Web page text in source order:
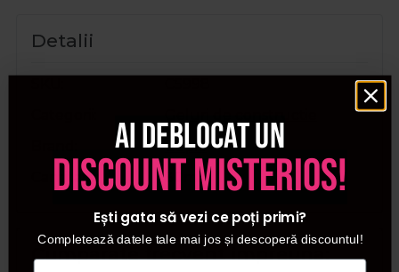
Detalii
Cupio
Cantitate
30ml
Cumparate frecvent impreuna:
Ai deblocat un
discount misterios!
Ești gata să vezi ce poți primi?
Completează datele tale mai jos și descoperă discountul!